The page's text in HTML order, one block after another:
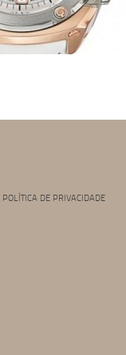
POLÍTICA DE PRIVACIDADE